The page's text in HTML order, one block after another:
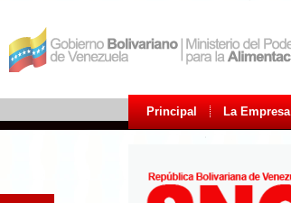
Principal La Empresa